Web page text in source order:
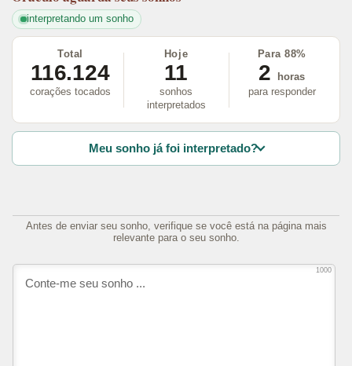
interpretando um sonho
Total
116.124
corações tocados
Hoje
11
sonhos
interpretados
Para 88%
2
horas
para responder
Meu sonho já foi interpretado?
Antes de enviar seu sonho, verifique se você está na página mais
relevante para o seu sonho.
1000